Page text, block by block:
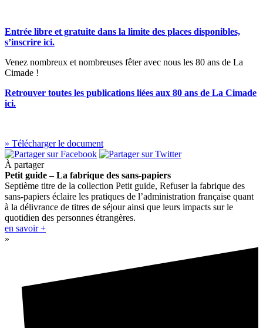
Entrée libre et gratuite dans la limite des places disponibles,
s’inscrire ici.
Venez nombreux et nombreuses fêter avec nous les 80 ans de La
Cimade !
Retrouver toutes les publications liées aux 80 ans de La Cimade
ici.
» Télécharger le document
À partager
Petit guide – La fabrique des sans-papiers
Septième titre de la collection Petit guide, Refuser la fabrique des
sans-papiers éclaire les pratiques de l’administration française quant
à la délivrance de titres de séjour ainsi que leurs impacts sur le
quotidien des personnes étrangères.
en savoir +
»